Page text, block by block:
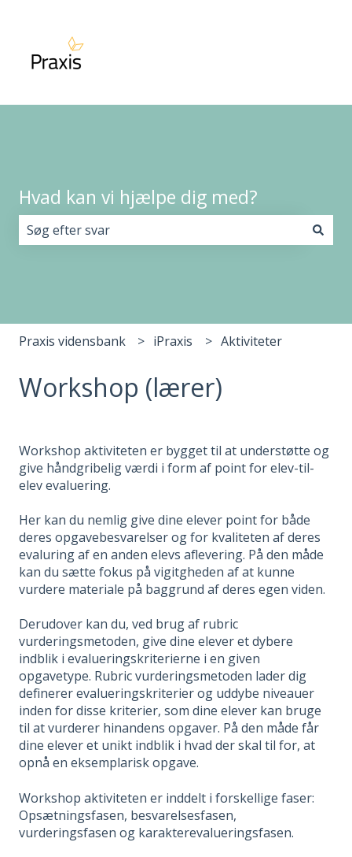
Hvad kan vi hjælpe dig med?
Praxis vidensbank iPraxis Aktiviteter
Workshop (lærer)
Workshop aktiviteten er bygget til at understøtte og
give håndgribelig værdi i form af point for elev-til-
elev evaluering.
Her kan du nemlig give dine elever point for både
deres opgavebesvarelser og for kvaliteten af deres
evaluring af en anden elevs aflevering. På den måde
kan du sætte fokus på vigitgheden af at kunne
vurdere materiale på baggrund af deres egen viden.
Derudover kan du, ved brug af rubric
vurderingsmetoden, give dine elever et dybere
indblik i evalueringskriterierne i en given
opgavetype. Rubric vurderingsmetoden lader dig
definerer evalueringskriterier og uddybe niveauer
inden for disse kriterier, som dine elever kan bruge
til at vurderer hinandens opgaver. På den måde får
dine elever et unikt indblik i hvad der skal til for, at
opnå en eksemplarisk opgave.
Workshop aktiviteten er inddelt i forskellige faser:
Opsætningsfasen, besvarelsesfasen,
vurderingsfasen og karakterevalueringsfasen.